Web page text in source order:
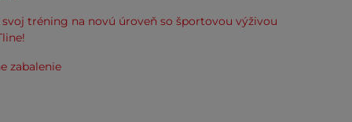
svoj tréning na novú úroveň so športovou výživou
zabalenie